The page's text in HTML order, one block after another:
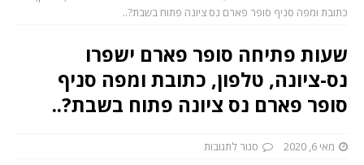
כתובת ומפה סניף סופר פארם נס ציונה פתוח בשבת?..
שעות פתיחה סופר פארם ישפרו
נס-ציונה, טלפון, כתובת ומפה סניף
סופר פארם נס ציונה פתוח בשבת?..
מאי 6, 2020 סגור לתגובות